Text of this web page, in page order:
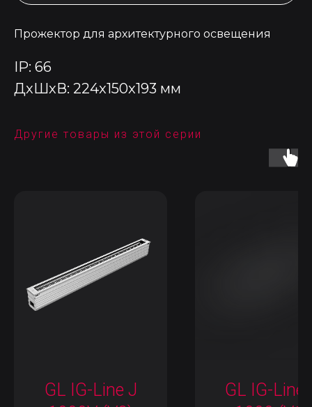
Прожектор для архитектурного освещения
IP: 66
ДxШxВ: 224x150x193 мм
Другие товары из этой серии
GL IG-Line J
GL IG-Line